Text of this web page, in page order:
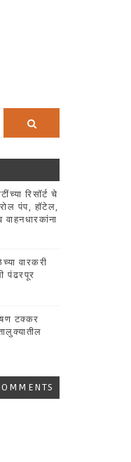
रिसॉर्ट चे
पंप, हॉटेल,
वारकरी
पंढरपूर
टक्कर